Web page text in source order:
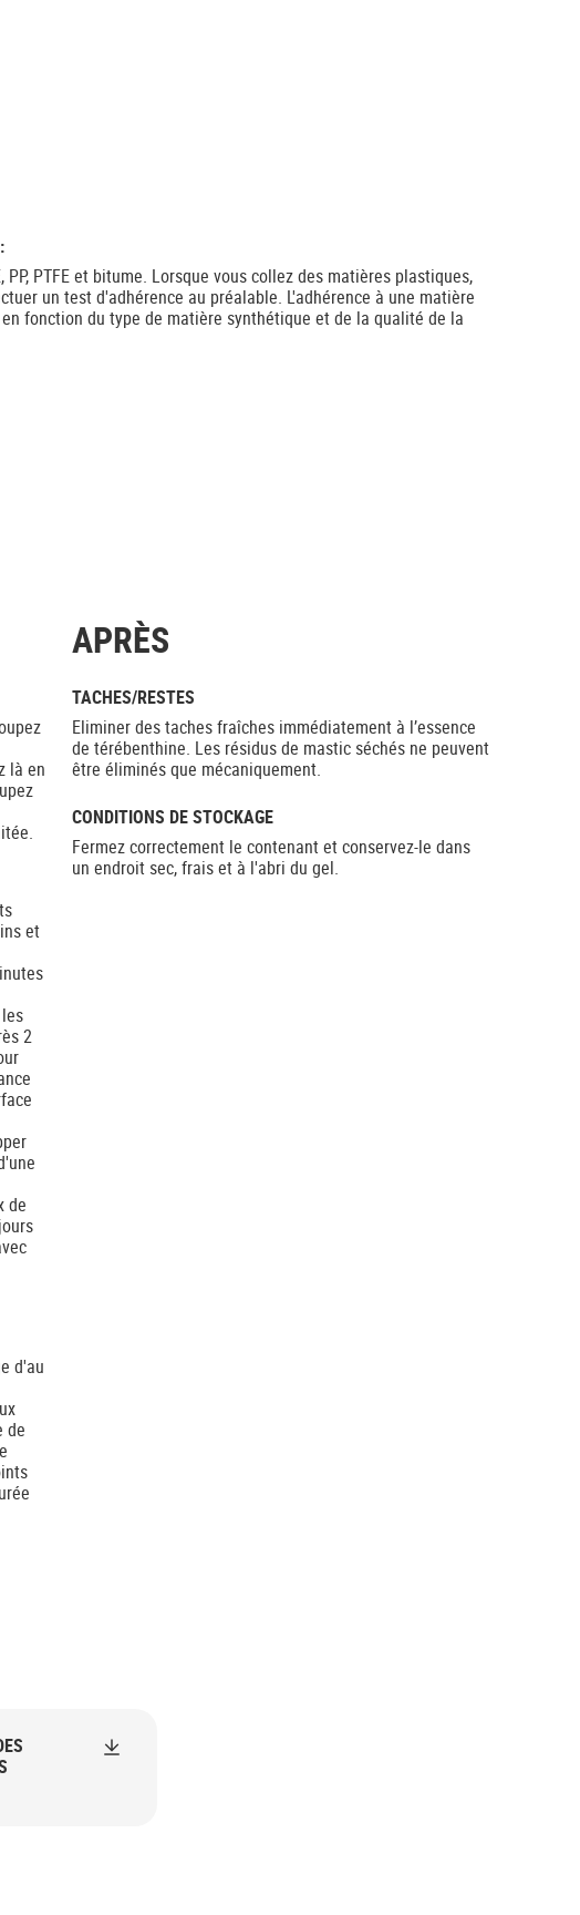
PP, PTFE et bitume. Lorsque vous collez des matières plastiques,
un test d'adhérence au préalable. L'adhérence à une matière
fonction du type de matière synthétique et de la qualité de la
là en
et
2
de
d'au
de
APRÈS
TACHES/RESTES
Eliminer des taches fraîches immédiatement à l’essence
de térébenthine. Les résidus de mastic séchés ne peuvent
être éliminés que mécaniquement.
CONDITIONS DE STOCKAGE
Fermez correctement le contenant et conservez-le dans
un endroit sec, frais et à l'abri du gel.